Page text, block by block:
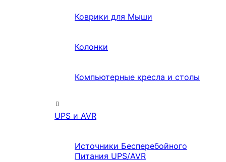
Коврики для Мыши
Колонки
Компьютерные кресла и столы
UPS и AVR
Источники Бесперебойного
Питания UPS/AVR